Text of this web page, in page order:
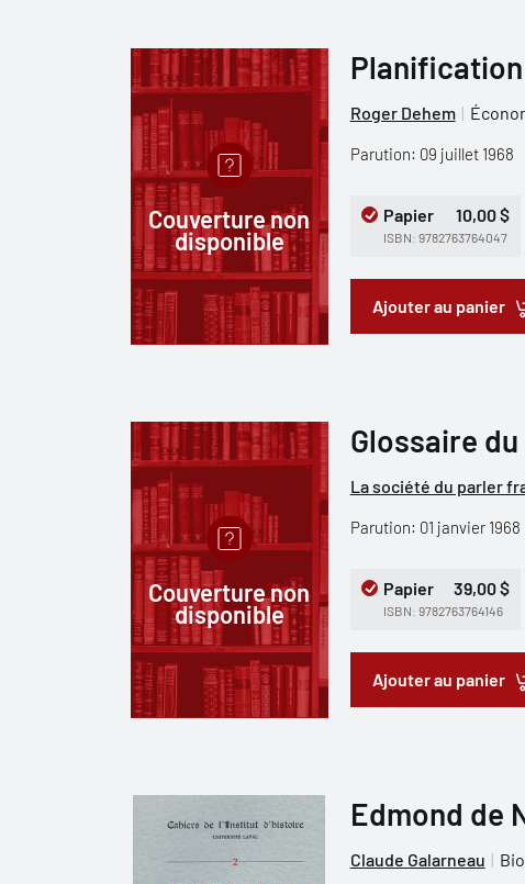
Couverture non
disponible
Roger Dehem
Parution: 09 juillet 1968
Papier 10,00 $
ISBN: 9782763764047
Ajouter au panier
Couverture non
disponible
Glossaire
La société du parler
Parution: 01 janvier 1968
Papier 39,00 $
ISBN: 9782763764146
Ajouter au panier
Edmond de
Claude Galarneau